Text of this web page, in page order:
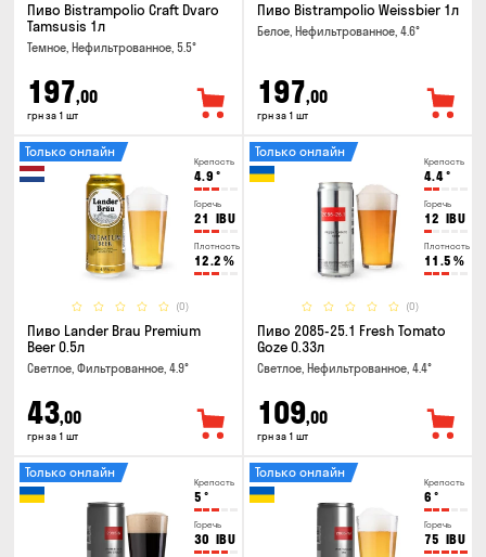
Пиво Bistrampolio Craft Dvaro
Tamsusis 1л
Темное, Нефильтрованное, 5.5°
197,00
грн за 1 шт
Пиво Bistrampolio Weissbier 1л
Белое, Нефильтрованное, 4.6°
197,00
грн за 1 шт
Крепость
4.9 °
Горечь
21 IBU
Плотность
12.2 %
(0)
Только онлайн
Пиво Lander Brau Premium
Beer 0.5л
Светлое, Фильтрованное, 4.9°
43,00
грн за 1 шт
Крепость
4.4°
Горечь
12 IBU
Плотность
11.5 %
(0)
Только онлайн
Пиво 2085-25.1 Fresh Tomato
Goze 0.33л
Светлое, Нефильтрованное, 4.4°
109,00
грн за 1 шт
Крепость
5 °
Горечь
30 IBU
Только онлайн
Крепость
6 °
Горечь
75 IBU
Только онлайн